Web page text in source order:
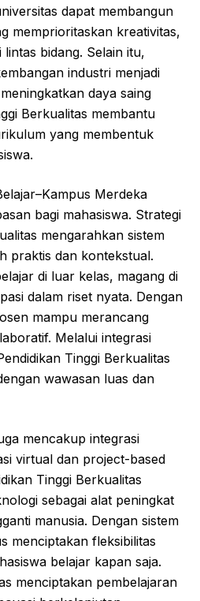
dapat membangun
memprioritaskan kreativitas,
bidang. Selain itu,
industri menjadi
daya saing
Berkualitas membantu
yang membentuk
Merdeka
bagi mahasiswa. Strategi
mengarahkan sistem
praktis dan kontekstual.
di luar kelas, magang di
dalam riset nyata. Dengan
mampu merancang
Melalui integrasi
Tinggi Berkualitas
wawasan luas dan
mencakup integrasi
virtual dan project-based
Tinggi Berkualitas
sebagai alat peningkat
manusia. Dengan sistem
menciptakan fleksibilitas
belajar kapan saja.
menciptakan pembelajaran